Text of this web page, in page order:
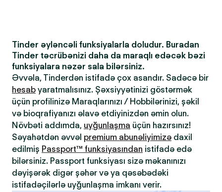
Tinder əyləncəli funksiyalarla doludur. Buradan
Tinder təcrübənizi daha da maraqlı edəcək bəzi
funksiyalara nəzər sala bilərsiniz.
Əvvəla, Tinderdən istifadə çox asandır. Sadəcə bir
hesab yaratmalısınız. Şəxsiyyətinizi göstərmək
üçün profilinizə Maraqlarınızı / Hobbilərinizi, şəkil
və bioqrafiyanızı əlavə etdiyinizdən əmin olun.
Növbəti addımda, uyğunlaşma üçün hazırsınız!
Səyahətdən əvvəl premium abunəliyimizə daxil
edilmiş Passport™ funksiyasından istifadə edə
bilərsiniz. Passport funksiyası sizə məkanınızı
dəyişərək digər şəhər və ya qəsəbədəki
istifadəçilərlə uyğunlaşma imkanı verir.